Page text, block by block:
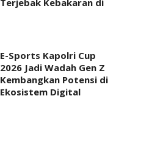
Terjebak Kebakaran di
E-Sports Kapolri Cup
2026 Jadi Wadah Gen Z
Kembangkan Potensi di
Ekosistem Digital